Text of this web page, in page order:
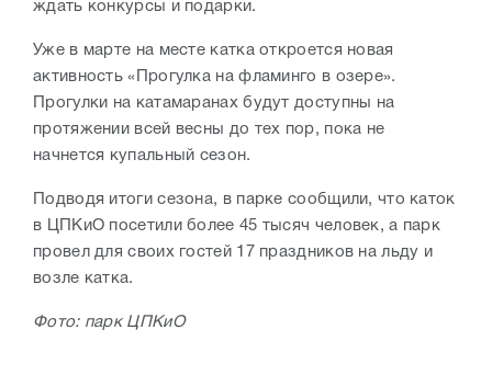
ждать конкурсы и подарки.
Уже в марте на месте катка откроется новая
активность «Прогулка на фламинго в озере».
Прогулки на катамаранах будут доступны на
протяжении всей весны до тех пор, пока не
начнется купальный сезон.
Подводя итоги сезона, в парке сообщили, что каток
в ЦПКиО посетили более 45 тысяч человек, а парк
провел для своих гостей 17 праздников на льду и
возле катка.
Фото: парк ЦПКиО